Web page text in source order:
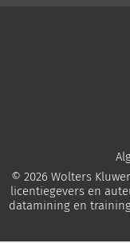
© 2026 Wolters
licentiegevers en
datamining en